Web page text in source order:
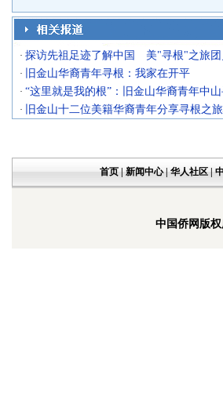
· 探访先祖足迹了解中国 美"寻根"之旅团
· 旧金山华裔青年寻根：我家在开平
· “这里就是我的根”：旧金山华裔青年中
· 旧金山十二位美籍华裔青年分享寻根之
首页| 新闻中心| 华人社区|
中国侨网版